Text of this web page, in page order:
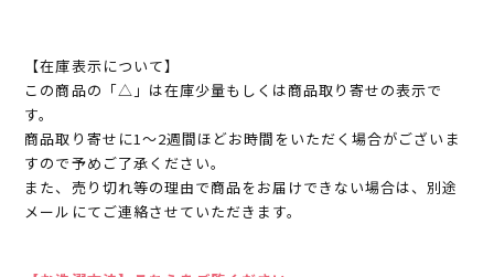
【在庫表示について】
この商品の「△」は在庫少量もしくは商品取り寄せの表示で
す。
商品取り寄せに1～2週間ほどお時間をいただく場合がございま
すので予めご了承ください。
また、売り切れ等の理由で商品をお届けできない場合は、別途
メールにてご連絡させていただきます。